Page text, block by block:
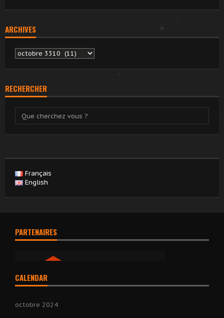
ARCHIVES
Archives
RECHERCHER
Français
English
PARTENAIRES
CALENDAR
octobre 2024